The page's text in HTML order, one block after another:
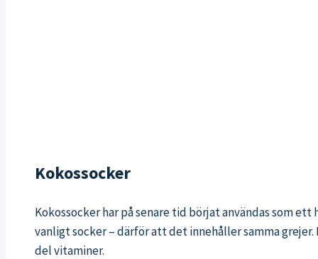
Kokossocker
Kokossocker har på senare tid börjat användas som
vanligt socker – därför att det innehåller samma
del vitaminer.